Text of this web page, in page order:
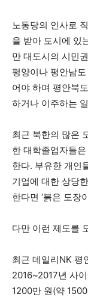
노동당의 인사로
을 받아 도시에 있
만 대도시의 시민
평양이나 평안남
어야 하며 평안북
하거나 이주하는
최근 북한의 많은
한 대학졸업자들
한다. 부유한 개인
기업에 대한 상당
한다면 ‘붉은 도장
다만 이런 제도를
최근 데일리NK 평
2016~2017년 사
1200만 원(약